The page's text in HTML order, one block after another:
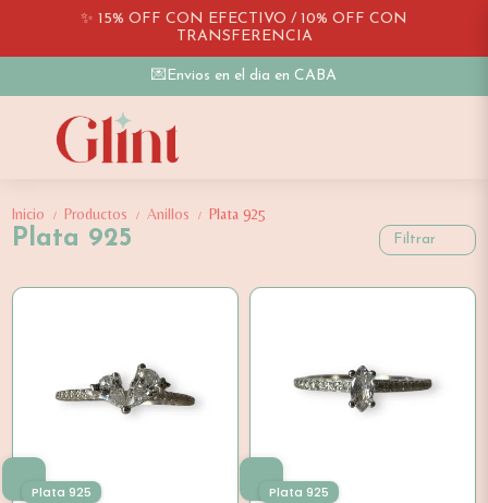
✨ 15% OFF CON EFECTIVO / 10% OFF CON
TRANSFERENCIA
💌Envios en el dia en CABA
Inicio / Productos / Anillos / Plata 925
Plata 925 Filtrar
Plata 925 Plata 925